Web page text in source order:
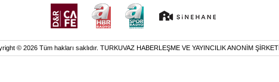
© 2026 Tüm hakları saklıdır. TURKUVAZ HABERLEŞME VE YAYINCILIK ANONİM ŞİRKETİ